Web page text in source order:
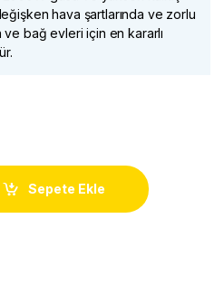
hava şartlarında ve zorlu
bağ evleri için en kararlı
İnverter quantity
Sepete Ekle